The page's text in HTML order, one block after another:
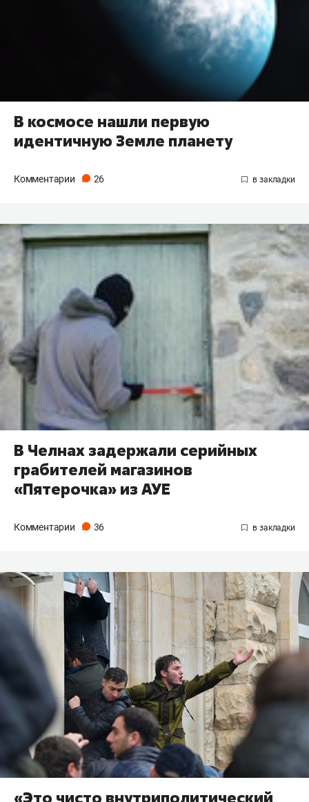
В космосе нашли первую
идентичную Земле планету
Комментарии 26
В Челнах задержали серийных
грабителей магазинов
«Пятерочка» из АУЕ
Комментарии 36